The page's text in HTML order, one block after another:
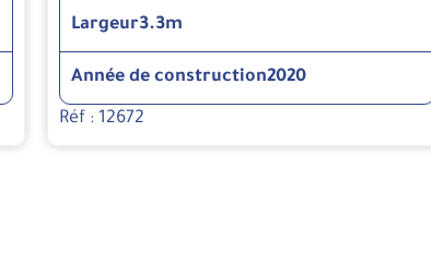
Largeur3.3m
Année de construction2020
Réf : 12672